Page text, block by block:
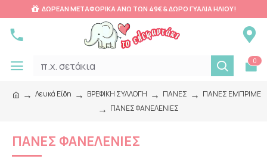
ΔΩΡΕΑΝ ΜΕΤΑΦΟΡΙΚΑ ΑΝΩ ΤΩΝ 49€ & ΔΩΡΟ ΓΥΑΛΙΑ ΗΛΙΟΥ!
0
Λευκά Είδη ΒΡΕΦΙΚΗ ΣΥΛΛΟΓΗ ΠΑΝΕΣ
ΠΑΝΕΣ ΕΜΠΡΙΜΕ
ΠΑΝΕΣ ΦΑΝΕΛΕΝΙΕΣ
ΠΑΝΕΣ ΦΑΝΕΛΕΝΙΕΣ